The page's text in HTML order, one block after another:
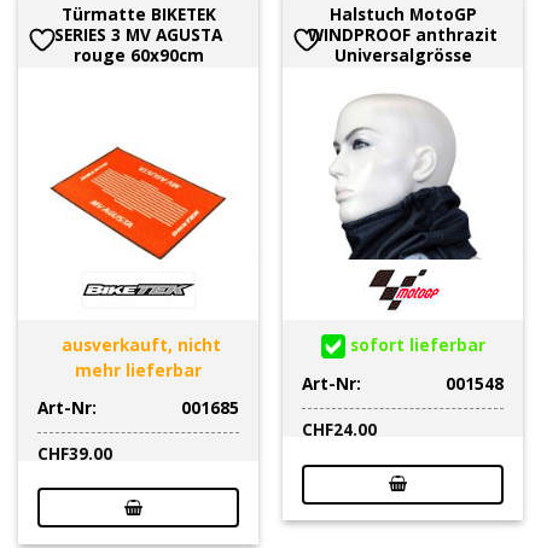
Türmatte BIKETEK
SERIES 3 MV AGUSTA
rouge 60x90cm
ausverkauft, nicht
mehr lieferbar
Art-Nr:
001685
CHF39.00
Halstuch MotoGP
WINDPROOF anthrazit
Universalgrösse
sofort lieferbar
Art-Nr:
001548
CHF24.00